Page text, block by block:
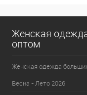
Женская
оптом
Женская одежда
Весна - Лето 2026